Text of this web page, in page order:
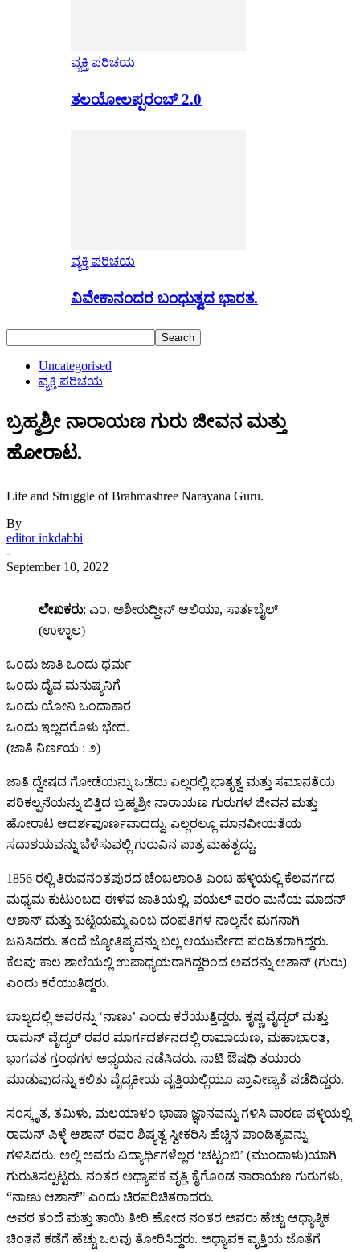
ವ್ಯಕ್ತಿ ಪರಿಚಯ
ತಲಯೋಲಪ್ಪರಂಬ್ 2.0
ವ್ಯಕ್ತಿ ಪರಿಚಯ
ವಿವೇಕಾನಂದರ ಬಂಧುತ್ವದ ಭಾರತ.
Uncategorised
ವ್ಯಕ್ತಿ ಪರಿಚಯ
ಬ್ರಹ್ಮಶ್ರೀ ನಾರಾಯಣ ಗುರು ಜೀವನ ಮತ್ತು
ಹೋರಾಟ.
Life and Struggle of Brahmashree Narayana Guru.
By
editor inkdabbi
-
September 10, 2022
ಲೇಖಕರು: ಎಂ. ಅಶೀರುದ್ದೀನ್ ಆಲಿಯಾ, ಸಾರ್ತಬೈಲ್
(ಉಳ್ಳಾಲ)
ಒಂದು ಜಾತಿ ಒಂದು ಧರ್ಮ
ಒಂದು ದೈವ ಮನುಷ್ಯನಿಗೆ
ಒಂದು ಯೋನಿ ಒಂದಾಕಾರ
ಒಂದು ಇಲ್ಲದರೊಳು ಭೇದ.
(ಜಾತಿ ನಿರ್ಣಯ : ೨)
ಜಾತಿ ದ್ವೇಷದ ಗೋಡೆಯನ್ನು ಒಡೆದು ಎಲ್ಲರಲ್ಲಿ ಭಾತೃತ್ವ ಮತ್ತು ಸಮಾನತೆಯ
ಪರಿಕಲ್ಪನೆಯನ್ನು ಬಿತ್ತಿದ ಬ್ರಹ್ಮಶ್ರೀ ನಾರಾಯಣ ಗುರುಗಳ ಜೀವನ ಮತ್ತು
ಹೋರಾಟ ಆದರ್ಶಪೂರ್ಣವಾದದ್ದು. ಎಲ್ಲರಲ್ಲೂ ಮಾನವೀಯತೆಯ
ಸದಾಶಯವನ್ನು ಬೆಳೆಸುವಲ್ಲಿ ಗುರುವಿನ ಪಾತ್ರ ಮಹತ್ವದ್ದು.
1856 ರಲ್ಲಿ ತಿರುವನಂತಪುರದ ಚೆಂಬಲಾಂತಿ ಎಂಬ ಹಳ್ಳಿಯಲ್ಲಿ ಕೆಲವರ್ಗದ
ಮಧ್ಯಮ ಕುಟುಂಬದ ಈಳವ ಜಾತಿಯಲ್ಲಿ, ವಯಲ್ ವರಂ ಮನೆಯ ಮಾದನ್
ಆಶಾನ್ ಮತ್ತು ಕುಟ್ಟಿಯಮ್ಮ ಎಂಬ ದಂಪತಿಗಳ ನಾಲ್ಕನೇ ಮಗನಾಗಿ
ಜನಿಸಿದರು. ತಂದೆ ಜ್ಯೋತಿಷ್ಯವನ್ನು ಬಲ್ಲ ಆಯುರ್ವೇದ ಪಂಡಿತರಾಗಿದ್ದರು.
ಕೆಲವು ಕಾಲ ಶಾಲೆಯಲ್ಲಿ ಉಪಾಧ್ಯಯರಾಗಿದ್ದರಿಂದ ಅವರನ್ನು ಆಶಾನ್ (ಗುರು)
ಎಂದು ಕರೆಯುತಿದ್ದರು.
ಬಾಲ್ಯದಲ್ಲಿ ಅವರನ್ನು ‘ನಾಣು’ ಎಂದು ಕರೆಯುತ್ತಿದ್ದರು. ಕೃಷ್ಣ ವೈದ್ಯರ್ ಮತ್ತು
ರಾಮನ್ ವೈದ್ಯರ್ ರವರ ಮಾರ್ಗದರ್ಶನದಲ್ಲಿ ರಾಮಾಯಣ, ಮಹಾಭಾರತ,
ಭಾಗವತ ಗ್ರಂಥಗಳ ಅಧ್ಯಯನ ನಡೆಸಿದರು. ನಾಟಿ ಔಷಧಿ ತಯಾರು
ಮಾಡುವುದನ್ನು ಕಲಿತು ವೈದ್ಯಕೀಯ ವೃತ್ತಿಯಲ್ಲಿಯೂ ಪ್ರಾವೀಣ್ಯತೆ ಪಡೆದಿದ್ದರು.
ಸಂಸ್ಕೃತ, ತಮಿಳು, ಮಲಯಾಳಂ ಭಾಷಾ ಜ್ಞಾನವನ್ನು ಗಳಿಸಿ ವಾರಣ ಪಳ್ಳಿಯಲ್ಲಿ
ರಾಮನ್ ಪಿಳ್ಳೆ ಆಶಾನ್ ರವರ ಶಿಷ್ಯತ್ವ ಸ್ವೀಕರಿಸಿ ಹೆಚ್ಚಿನ ಪಾಂಡಿತ್ಯವನ್ನು
ಗಳಿಸಿದರು. ಅಲ್ಲಿ ಅವರು ವಿದ್ಯಾರ್ಥಿಗಳೆಲ್ಲರ ‘ಚಟ್ಟಂಬಿ’ (ಮುಂದಾಳು)ಯಾಗಿ
ಗುರುತಿಸಲ್ಪಟ್ಟರು. ನಂತರ ಅಧ್ಯಾಪಕ ವೃತ್ತಿ ಕೈಗೊಂಡ ನಾರಾಯಣ ಗುರುಗಳು,
“ನಾಣು ಆಶಾನ್” ಎಂದು ಚಿರಪರಿಚಿತರಾದರು.
ಅವರ ತಂದೆ ಮತ್ತು ತಾಯಿ ತೀರಿ ಹೋದ ನಂತರ ಅವರು ಹೆಚ್ಚು ಆಧ್ಯಾತ್ಮಿಕ
ಚಿಂತನೆ ಕಡೆಗೆ ಹೆಚ್ಚು ಒಲವು ತೋರಿಸಿದ್ದರು. ಅಧ್ಯಾಪಕ ವೃತ್ತಿಯ ಜೊತೆಗೆ